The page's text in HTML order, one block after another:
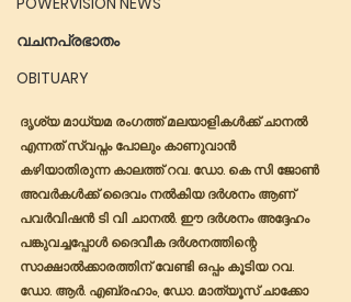
വചനപ്രഭാതം
OBITUARY
ദൃശ്യ മാധ്യമ രംഗത്ത് മലയാളികൾക്ക് ചാനൽ
എന്നത് സ്വപ്നം പോലും കാണുവാൻ
കഴിയാതിരുന്ന കാലത്ത് റവ. ഡോ. കെ സി ജോൺ
അവർകൾക്ക് ദൈവം നൽകിയ ദർശനം ആണ്
പവർവിഷൻ ടി വി ചാനൽ. ഈ ദർശനം അദ്ദേഹം
പങ്കുവച്ചപ്പോൾ ദൈവീക ദർശനത്തിന്റെ
സാക്ഷാൽക്കാരത്തിന് വേണ്ടി ഒപ്പം കൂടിയ റവ.
ഡോ. ആർ. എബ്രഹാം, ഡോ. മാത്യൂസ്‌ ചാക്കോ